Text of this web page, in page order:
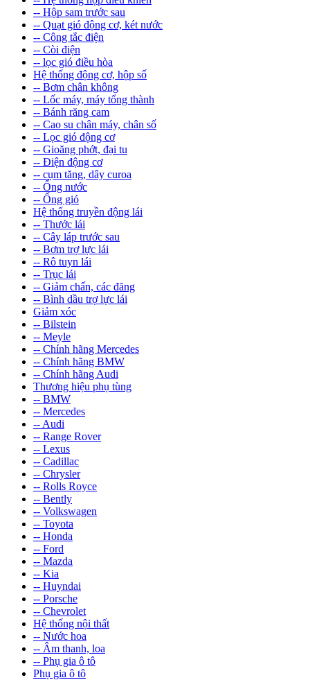
-- Hộp sam trước sau
-- Quạt gió động cơ, két nước
-- Công tắc điện
-- Còi điện
-- lọc gió điều hòa
Hệ thống động cơ, hộp số
-- Bơm chân không
-- Lốc máy, máy tổng thành
-- Bánh răng cam
-- Cao su chân máy, chân số
-- Lọc gió động cơ
-- Gioăng phớt, đại tu
-- Điện động cơ
-- cụm tăng, dây curoa
-- Ống nước
-- Ống gió
Hệ thống truyền động lái
-- Thước lái
-- Cây láp trước sau
-- Bơm trợ lực lái
-- Rô tuyn lái
-- Trục lái
-- Giảm chấn, các đăng
-- Bình dầu trợ lực lái
Giảm xóc
-- Bilstein
-- Meyle
-- Chính hãng Mercedes
-- Chính hãng BMW
-- Chính hãng Audi
Thương hiệu phụ tùng
-- BMW
-- Mercedes
-- Audi
-- Range Rover
-- Lexus
-- Cadillac
-- Chrysler
-- Rolls Royce
-- Bently
-- Volkswagen
-- Toyota
-- Honda
-- Ford
-- Mazda
-- Kia
-- Huyndai
-- Porsche
-- Chevrolet
Hệ thống nội thất
-- Nước hoa
-- Âm thanh, loa
-- Phụ gia ô tô
Phụ gia ô tô